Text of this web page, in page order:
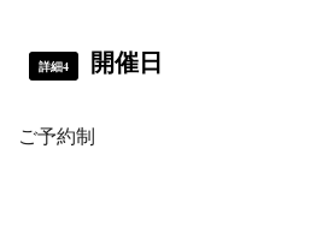
詳細4 開催日
ご予約制